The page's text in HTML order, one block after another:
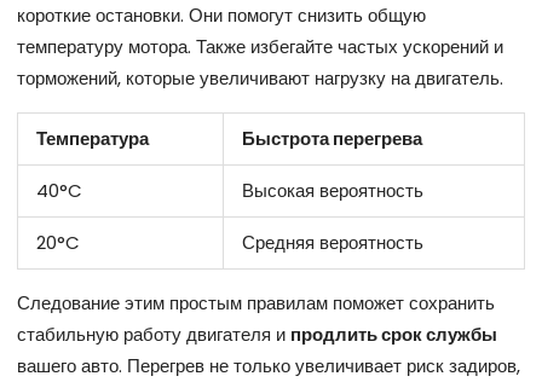
короткие остановки. Они помогут снизить общую
температуру мотора. Также избегайте частых ускорений и
торможений, которые увеличивают нагрузку на двигатель.
Температура Быстрота перегрева
40°C Высокая вероятность
20°C Средняя вероятность
Следование этим простым правилам поможет сохранить
стабильную работу двигателя и продлить срок службы
вашего авто. Перегрев не только увеличивает риск задиров,